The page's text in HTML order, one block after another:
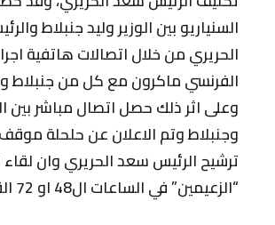
السنياريو بين الوزير وليد جنبلاط
الحريري من خلال اتصالات هاتفية
الفرنسي ماكرون مع كل من جنبلاط
وعلى اثر ذلك حصل اتصال مباشر بين
وجنبلاط وتم الاعلان عن حلحلة
ترشيح الرئيس سعد الحريري وان
“الزعيمين” في الساعات ال48 او 72 القادمة.